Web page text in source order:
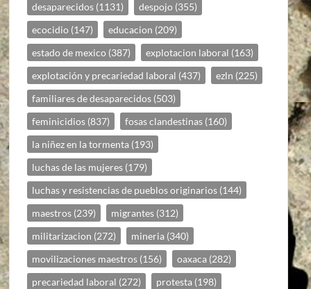
desaparecidos (1131) despojo (355)
ecocidio (147) educacion (209)
estado de mexico (387) explotacion laboral (163)
explotación y precariedad laboral (437) ezln (225)
familiares de desaparecidos (503)
feminicidios (837) fosas clandestinas (160)
la niñez en la tormenta (193)
luchas de las mujeres (179)
luchas y resistencias de pueblos originarios (144)
maestros (239) migrantes (312)
militarizacion (272) mineria (340)
movilizaciones maestros (156) oaxaca (282)
precariedad laboral (272) protesta (198)